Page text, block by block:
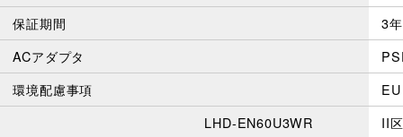
保証期間
3
ACアダプタ
環境配慮事項
LHD-EN60U3WR
II